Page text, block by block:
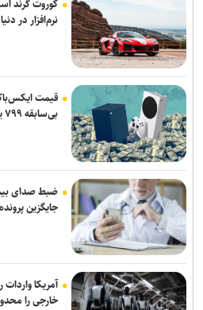
پایان شایعات در مورد جدایی؛ بیفوما
پاسخ منفی یک لزیونر به باشگاه
استعلام استقلال از فیفا در مورد جذب
نرم‌افزار در
قیمت
بی‌سابقه ۷۹۹ یورو رسید
ضبط صدای
جایگزین
آمریکا
خارجی را